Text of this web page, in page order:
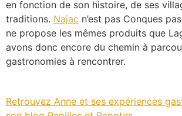
en fonction de son histoire, de ses
traditions. Najac n’est pas Conques
ne propose les mêmes produits que
avons donc encore du chemin à
gastronomies à rencontrer.
Retrouvez Anne et ses expériences